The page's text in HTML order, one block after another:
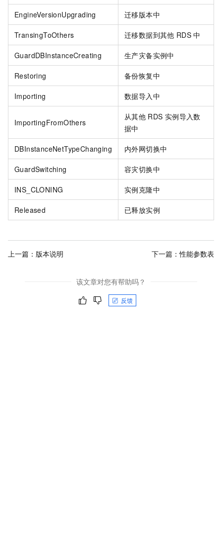
EngineVersionUpgrading 迁移版本中
TransingToOthers 迁移数据到其他 RDS 中
GuardDBInstanceCreating 生产灾备实例中
Restoring 备份恢复中
Importing 数据导入中
ImportingFromOthers
从其他 RDS 实例导入数
据中
DBInstanceNetTypeChanging 内外网切换中
GuardSwitching 容灾切换中
INS_CLONING 实例克隆中
Released 已释放实例
上一篇： 版本说明 下一篇：性能参数表
该文章对您有帮助吗？
反馈